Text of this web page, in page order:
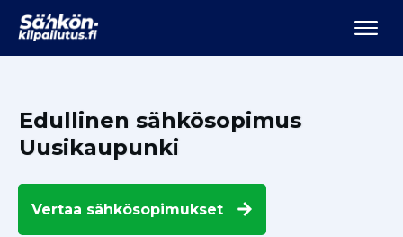
Edullinen sähkösopimus
Uusikaupunki
Vertaa sähkösopimukset